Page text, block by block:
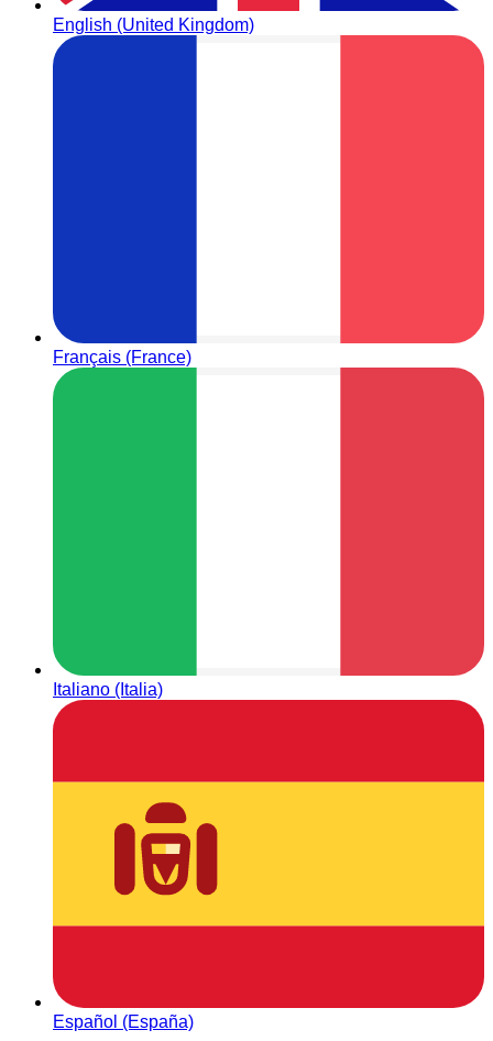
English (United Kingdom)
Français (France)
Italiano (Italia)
Español (España)